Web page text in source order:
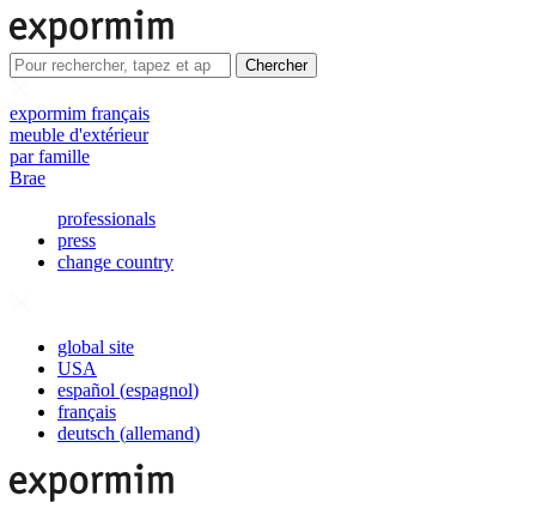
Chercher
expormim français
meuble d'extérieur
par famille
Brae
professionals
press
change country
global site
USA
español (espagnol)
français
deutsch (allemand)